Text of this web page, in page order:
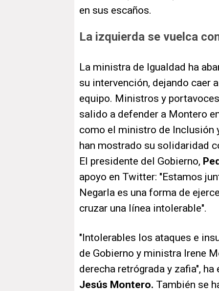
en sus escaños.
La izquierda se vuelca
La ministra de Igualdad ha
su intervención, dejando caer
equipo. Ministros y
salido a defender a Montero
como el ministro de Inclusión
han mostrado su solidaridad
El presidente del Gobierno,
apoyo en Twitter: "Estamos
Negarla es una forma de
cruzar una línea intolerable".
"Intolerables los ataques e
de Gobierno y ministra Irene
derecha retrógrada y zafia",
Jesús Montero. También se